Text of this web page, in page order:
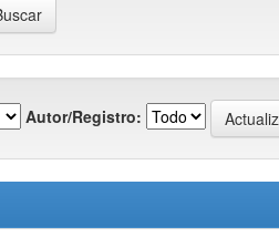
Autor/Registro: